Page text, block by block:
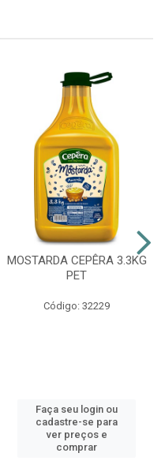
MOSTARDA CEPÊRA 3.3KG
PET
Código: 32229
Faça seu login ou
cadastre-se para
ver preços e
comprar